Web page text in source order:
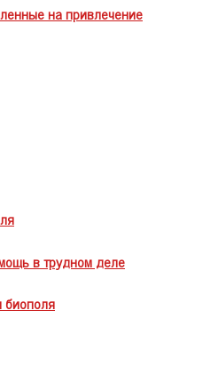
на привлечение
в трудном деле